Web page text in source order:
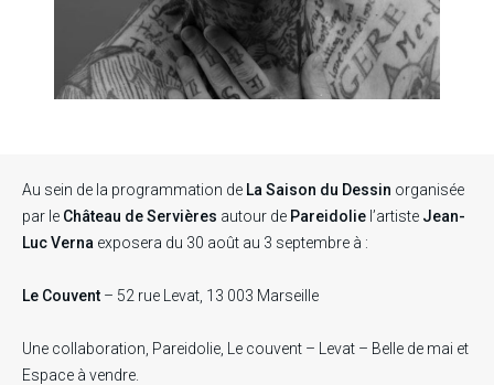
Au sein de la programmation de La Saison du Dessin organisée
par le Château de Servières autour de Pareidolie l’artiste Jean-
Luc Verna exposera du 30 août au 3 septembre à :
Le Couvent – 52 rue Levat, 13 003 Marseille
Une collaboration, Pareidolie, Le couvent – Levat – Belle de mai et
Espace à vendre.